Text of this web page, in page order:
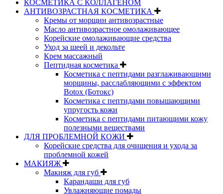
КОСМЕТИКА С КОЛЛАГЕНОМ
АНТИВОЗРАСТНАЯ КОСМЕТИКА
Кремы от морщин антивозрастные
Масло антивозрастное омолаживающее
Корейские омолаживающие средства
Уход за шеей и декольте
Крем массажный
Пептидная косметика
Косметика с пептидами разглаживающими
морщины, расслабляющими с эффектом
Botox (Ботокс)
Косметика с пептидами повышающими
упругость кожи
Косметика с пептидами питающими кожу
полезными веществами
ДЛЯ ПРОБЛЕМНОЙ КОЖИ
Корейские средства для очищения и ухода за
проблемной кожей
МАКИЯЖ
Макияж для губ
Карандаши для губ
Увлажняющие помады